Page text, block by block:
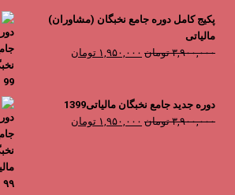
پکیج کامل دوره جامع نخبگان (مشاوران)
مالیاتی
۳,۹۰۰,۰۰۰ تومان قیمت
بود.
۱,۹۵۰,۰۰۰ تومان
۱,۹۵۰,۰۰۰ تومان
است.
دوره جدید جامع نخبگان مالیاتی1399
۳,۹۰۰,۰۰۰ تومان قیمت
۱,۹۵۰,۰۰۰ تومان
۱,۹۵۰,۰۰۰ تومان